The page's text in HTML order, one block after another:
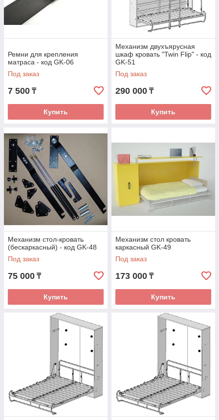
Ремни для крепления
матраса - код GK-06
Под заказ
7 500 ₸
Купить
Механизм двухъярусная
шкаф кровать "Twin Flip" - код
GK-51
Под заказ
290 000 ₸
Купить
Механизм стол-кровать
(бескаркасный) - код GK-48
Под заказ
75 000 ₸
Купить
Механизм стол кровать
каркасный GK-49
Под заказ
173 000 ₸
Купить